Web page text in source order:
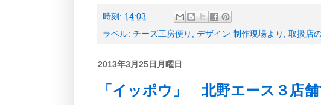
時刻: 14:03
ラベル: チーズ工房便り デザイン 制作現場より 取扱店
2013年3月25日月曜日
「イッポウ」 北野エース３店